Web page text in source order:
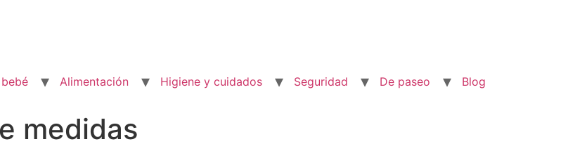
Alimentación Higiene y cuidados Seguridad De paseo Blog
medidas